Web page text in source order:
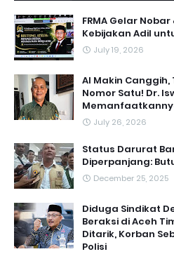
FRMA Gelar
Kebijakan Adil
July 19, 2026
AI Makin
Nomor Satu! Dr.
July 26, 2026
Status Darurat
Diperpanjang:
December 25, 2025
Diduga Sindikat
Beraksi di Aceh
Ditarik, Korban
Polisi